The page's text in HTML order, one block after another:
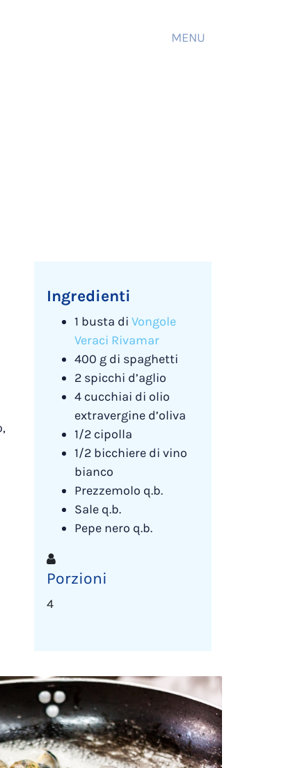
MENU
Ingredienti
1 busta di Vongole
Veraci Rivamar
400 g di spaghetti
2 spicchi d’aglio
4 cucchiai di olio
extravergine d’oliva
1/2 cipolla
1/2 bicchiere di vino
bianco
Prezzemolo q.b.
Sale q.b.
Pepe nero q.b.
Porzioni
4